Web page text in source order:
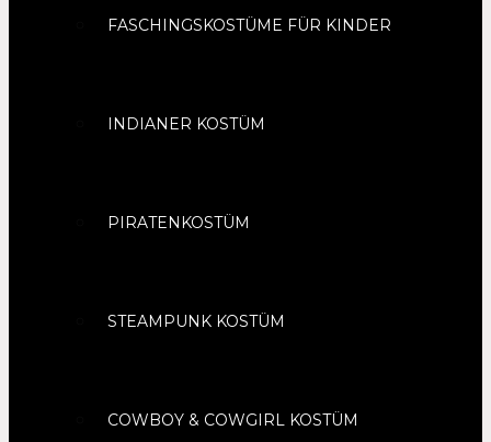
FASCHINGSKOSTÜME FÜR KINDER
INDIANER KOSTÜM
PIRATENKOSTÜM
STEAMPUNK KOSTÜM
COWBOY & COWGIRL KOSTÜM